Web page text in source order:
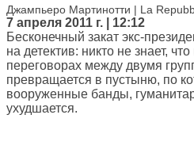
Джампьеро Мартинотти | La
7 апреля 2011 г. | 12:12
Бесконечный закат экс-
на детектив: никто не знает,
переговорах между двумя
превращается в пустыню, по
вооруженные банды,
ухудшается.